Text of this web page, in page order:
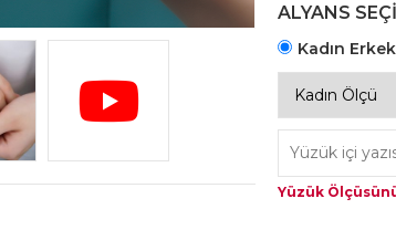
ALYANS
Kadın
Yüzük